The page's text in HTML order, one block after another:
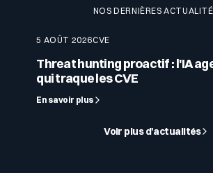
NOS DERNIÈRES
5 AOÛT 2026CVE
Threat hunting proactif : l'IA
qui traque les CVE
En savoir plus
Voir plus d'actualités